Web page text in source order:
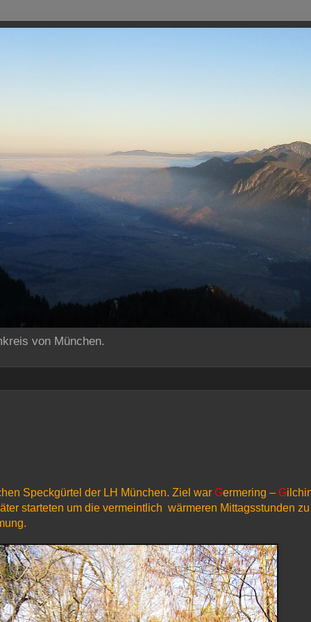
von München.
Speckgürtel der LH München. Ziel war Germering – G
starteten um die vermeintlich wärmeren Mittagsstunden zu